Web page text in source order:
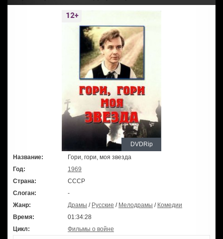
DVDRip
Название:
Гори, гори, моя звезда
Год:
1969
Страна:
СССР
Слоган:
-
Жанр:
Драмы / Русские / Мелодрамы / Комедии
Время:
01:34:28
Цикл:
Фильмы о войне